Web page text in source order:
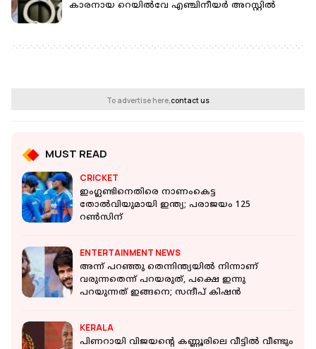
കാരനായ റെയില്‍വേ എഞ്ചിനീയര്‍ അറസ്റ്റില്‍
To advertise here,contact us
MUST READ
CRICKET
ഇംഗ്ലണ്ടിനെതിരെ നാണംകെട്ട
തോൽവിയുമായി ഇന്ത്യ; പരാജയം 125
റൺസിന്
ENTERTAINMENT NEWS
അന്ന് പറഞ്ഞു തെന്നിന്ത്യയിൽ നിന്നാണ്
വരുന്നതെന്ന് പറയരുത്, പക്ഷെ ഇന്നു
പറയുന്നത് ഇങ്ങനെ; സന്ദീപ് കിഷൻ
KERALA
പിണറായി വിജയന്റെ കണ്ണൂരിലെ വീട്ടില്‍ വീണ്ടും